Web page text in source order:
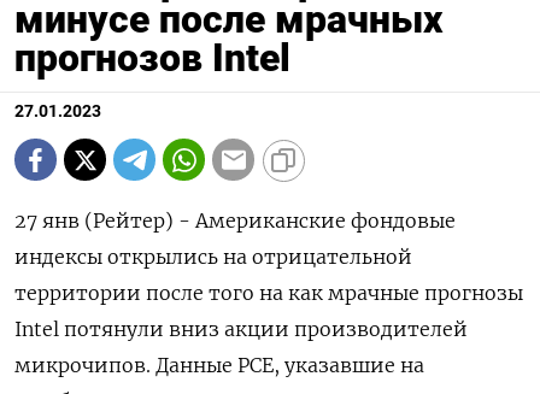
минусе после мрачных
прогнозов Intel
27.01.2023
27 янв (Рейтер) - Американские фондовые
индексы открылись на отрицательной
территории после того на как мрачные прогнозы
Intel потянули вниз акции производителей
микрочипов. Данные PCE, указавшие на